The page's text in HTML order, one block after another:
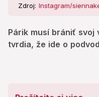
Zdroj: Instagram/
Párik musí brániť
tvrdia, že ide o